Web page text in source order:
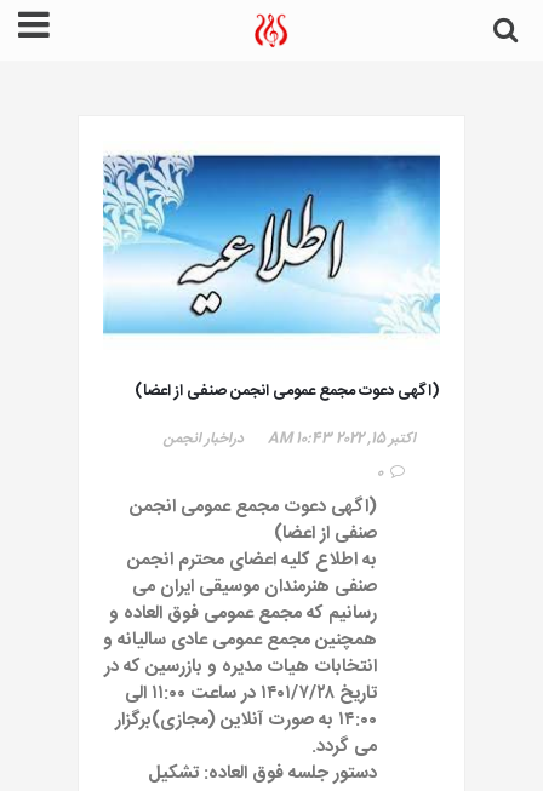
(اگهی دعوت مجمع عمومی انجمن صنفی از اعضا)
اکتبر 15, 2022 10:43 AM دراخبار انجمن
0
(اگهی دعوت مجمع عمومی انجمن
صنفی از اعضا)
به اطلاع کلیه اعضای محترم انجمن
صنفی هنرمندان موسیقی ایران می
رسانیم که مجمع عمومی فوق العاده و
همچنین مجمع عمومی عادی سالیانه و
انتخابات هیات مدیره و بازرسین که در
تاریخ ۱۴۰۱/۷/۲۸ در ساعت ۱۱:۰۰ الی
۱۴:۰۰ به صورت آنلاین (مجازی)برگزار
می گردد.
دستور جلسه فوق العاده: تشکیل